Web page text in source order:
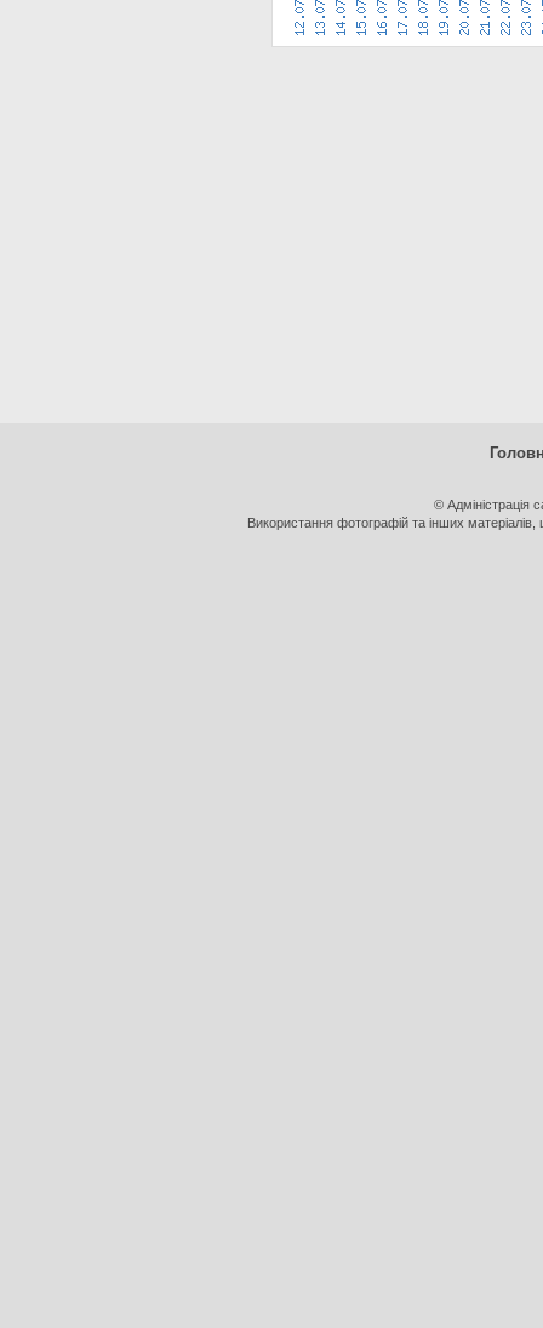
© Адміністрація
Використання фотографій та інших матеріалів,